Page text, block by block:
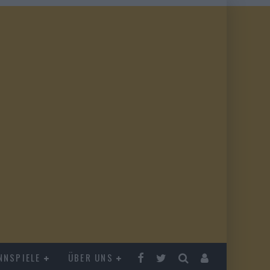
ÜBER UNS